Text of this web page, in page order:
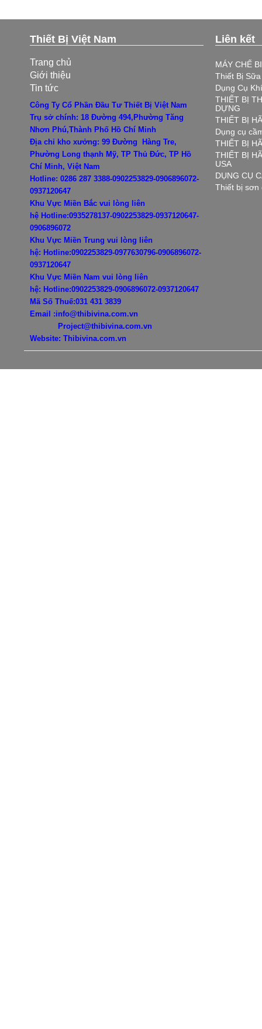
Thiết Bị Việt Nam
Trang chủ
Giới thiệu
Tin tức
Công Ty Cổ Phần Đầu Tư Thiết Bị Việt Nam
Trụ sở chính: 18 Đường 494,Phường Tăng
Nhơn Phú,Thành Phố Hồ Chí Minh
Địa chỉ kho xưởng: 99 Đường Hàng Tre,
Phường Long thạnh Mỹ, TP Thủ Đức, TP Hồ
Chí Minh, Việt Nam
Hotline: 0286 287 3388-0902253829-0906896072-
0937120647
Khu Vực Miền Bắc vui lòng liên
hệ Hotline:0935278137-0902253829-0937120647-
0906896072
Khu Vực Miền Trung vui lòng liên
hệ: Hotline:0902253829-0977630796-0906896072-
0937120647
Khu Vực Miền Nam vui lòng liên
hệ: Hotline:0902253829-0906896072-0937120647
Mã Số Thuế:031 431 3839
Email :info@thibivina.com.vn
Project@thibivina.com.vn
Website: Thibivina.com.vn
Liên kết
MÁY CHẾ
Thiết Bị
Dụng Cụ
THIẾT BỊ
DỰNG
THIẾT BỊ
Dụng cụ
THIẾT BỊ
THIẾT BỊ
USA
DỤNG CỤ
Thiết bị sơn